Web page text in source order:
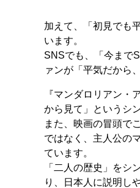
加えて、「初見でも
います。
SNSでも、「今まで
ァンが「平気だから
『マンダロリアン
から見て」というシ
また、映画の冒頭で
ではなく、主人公の
ています。
「二人の歴史」を
り、日本人に説明し